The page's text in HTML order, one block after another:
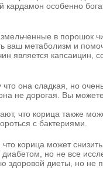
кардамон особенно
в порошок
ваш метаболизм и
является капсаицин,
что она сладкая, но
не дорогая. Вы
что корица также
с бактериями.
корица может
но не все
здоровой диеты, но не